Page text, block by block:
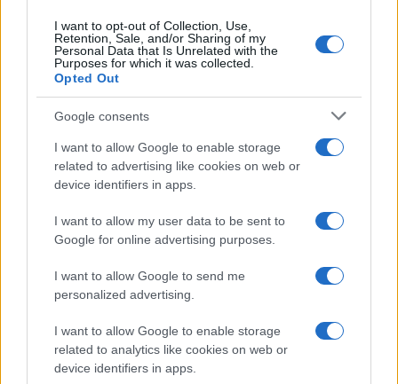
I want to opt-out of Collection, Use,
Retention, Sale, and/or Sharing of my
Personal Data that Is Unrelated with the
Purposes for which it was collected.
Opted Out
Google consents
I want to allow Google to enable storage
related to advertising like cookies on web or
device identifiers in apps.
I want to allow my user data to be sent to
Google for online advertising purposes.
I want to allow Google to send me
personalized advertising.
I want to allow Google to enable storage
related to analytics like cookies on web or
device identifiers in apps.
Sei già abbonato?
Puoi effettuare l'accesso andando nella
sezioneLogin
cliccando
TEMI: Caclio Inizio Calcio
Partita Calcio
Notizie in tempo reale?
GalluraOggi.it
Inviaci le tue segnalazioni,